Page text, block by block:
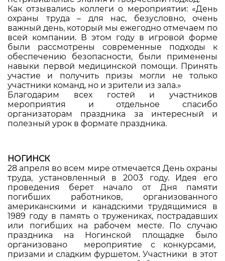
Как отзывались коллеги о мероприятии: «День
охраны труда – для нас, безусловно, очень
важный день, который мы ежегодно отмечаем по
всей компании. В этом году в игровой форме
были рассмотрены современные подходы к
обеспечению безопасности, были применены
навыки первой медицинской помощи. Принять
участие и получить призы могли не только
участники команд, но и зрители из зала.»
Благодарим всех гостей и участников
мероприятия и отдельное спасибо
организаторам праздника за интересный и
полезный урок в формате праздника.
НОГИНСК
28 апреля во всем мире отмечается День охраны
труда, установленный в 2003 году. Идея его
проведения берет начало от Дня памяти
погибших работников, организованного
американскими и канадскими трудящимися в
1989 году в память о тружениках, пострадавших
или погибших на рабочем месте. По случаю
праздника на Ногинской площадке было
организовано мероприятие с конкурсами,
призами и сладким фуршетом. Участники в этот